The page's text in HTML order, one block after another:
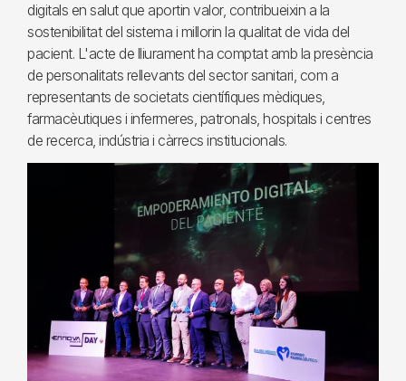
digitals en salut que aportin valor, contribueixin a la
sostenibilitat del sistema i millorin la qualitat de vida del
pacient. L'acte de lliurament ha comptat amb la presència
de personalitats rellevants del sector sanitari, com a
representants de societats científiques mèdiques,
farmacèutiques i infermeres, patronals, hospitals i centres
de recerca, indústria i càrrecs institucionals.